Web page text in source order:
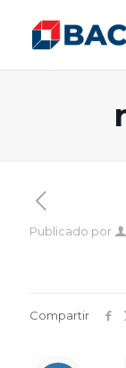
Publicado por
Compartir